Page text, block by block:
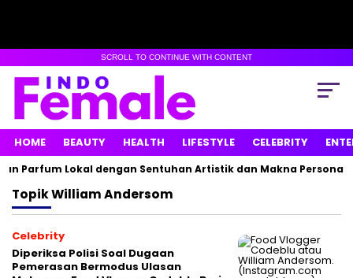
SCROLL TO CONTINUE WITH CONTENT
HOME BEAUTY HEALTH LIFESTYLE CELEBRITY
Parfum Lokal dengan Sentuhan Artistik dan Makna Personal
TopikWilliam Andersom
Celebrity
Diperiksa Polisi Soal Dugaan
Pemerasan Bermodus Ulasan